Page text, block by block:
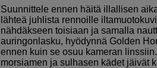
Suunnittele ennen häitä illallisen
lähteä juhlista rennoille
nähdäkseen toisiaan ja samalla
auringonlasku, hyödynnä Golden
ennen kuin se osuu kameran
morsiamen ja sulhasen kädet jäivät